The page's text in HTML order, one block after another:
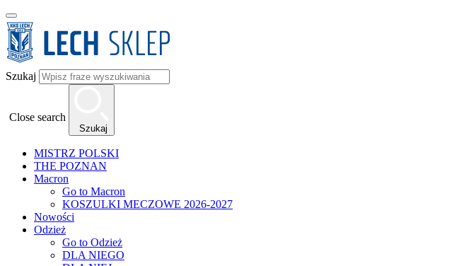
Szukaj
Close search
Szukaj
MISTRZ POLSKI
THE POZNAN
Macron
Go to Macron
KOSZULKI MECZOWE 2026-2027
Nowości
Odzież
Go to Odzież
DLA NIEGO